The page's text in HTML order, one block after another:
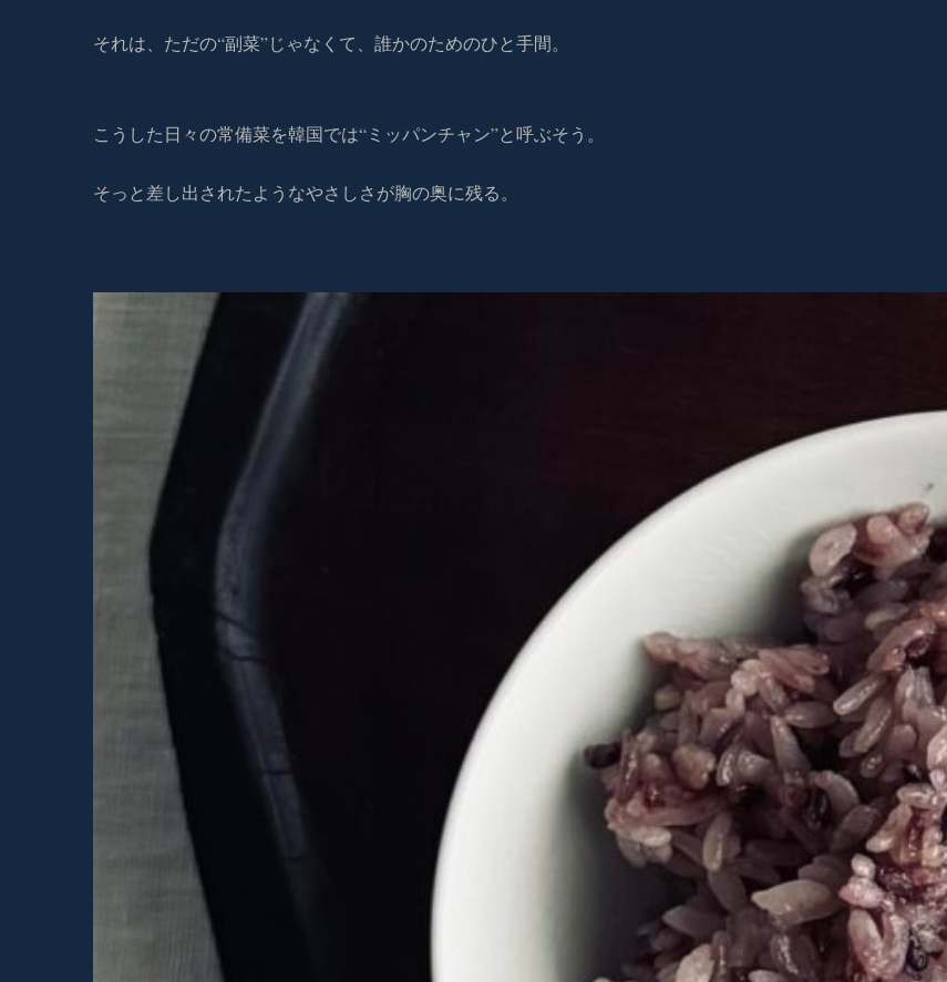
それは、ただの“副菜”じゃなくて、誰かのためのひと手間。
こうした日々の常備菜を韓国では“ミッパンチャン”と呼ぶそう。
そっと差し出されたようなやさしさが胸の奥に残る。